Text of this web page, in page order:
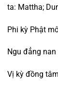
ta: Mattha;
Phi kỳ Phật
Ngu đẳng
Vị kỳ đồng